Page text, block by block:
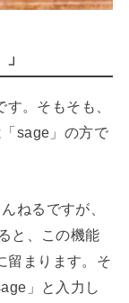
。そもそも、
sage」の方で
ねるですが、
と、この機能
留まります。そ
」と入力し